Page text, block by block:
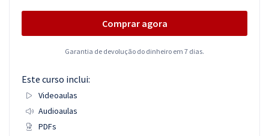
Comprar agora
Garantia de devolução do dinheiro em 7 dias.
Este curso inclui:
Videoaulas
Audioaulas
PDFs